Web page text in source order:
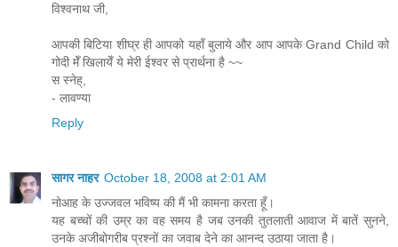
विश्वनाथ जी,
आपकी बिटिया शीघ्र ही आपको यहाँ बुलाये और आप आपके Grand Child को
गोदी मेँ खिलायेँ ये मेरी ईश्वर से प्रार्थना है ~~
स स्नेह्,
- लावण्या
Reply
सागर नाहर October 18, 2008 at 2:01 AM
नोआह के उज्जवल भविष्य की मैं भी कामना करता हूँ।
यह बच्चों की उम्र का वह समय है जब उनकी तुतलाती आवाज में बातें सुनने,
उनके अजीबोगरीब प्रश्नों का जवाब देने का आनन्द उठाया जाता है।